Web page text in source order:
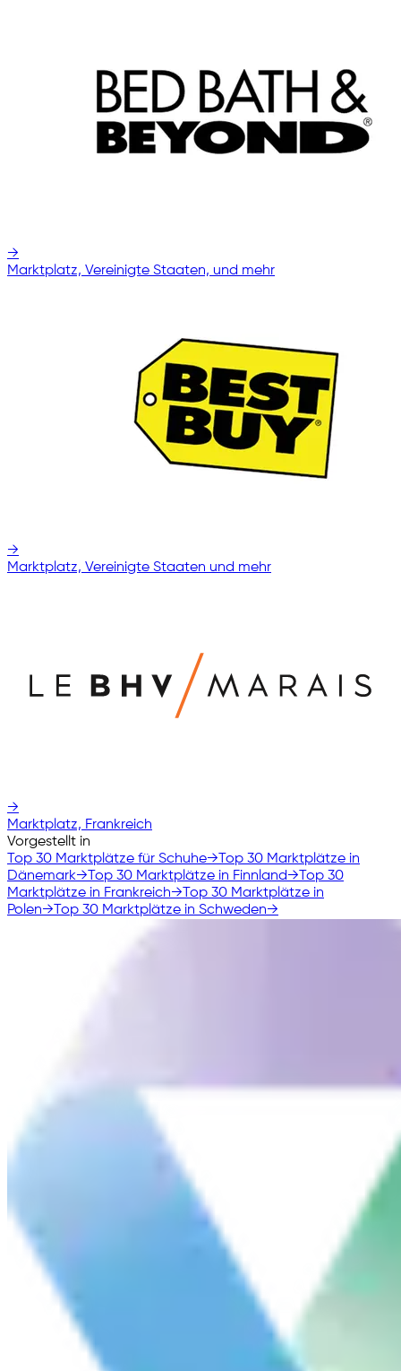
→
Marktplatz, Vereinigte Staaten, und mehr
→
Marktplatz, Vereinigte Staaten und mehr
→
Marktplatz, Frankreich
Vorgestellt in
Top 30 Marktplätze für Schuhe→ Top 30 Marktplätze in
Dänemark→ Top 30 Marktplätze in Finnland→ Top 30
Marktplätze in Frankreich→ Top 30 Marktplätze in
Polen→ Top 30 Marktplätze in Schweden→